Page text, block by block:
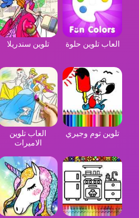
العاب تلوين حلوة تلوين سندريلا
تلوين توم وجيري
العاب تلوين
الاميرات